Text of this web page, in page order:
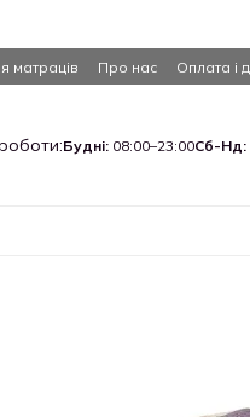
матраців Про нас Оплата і
Будні: 08:00–23:00Сб-Нд: